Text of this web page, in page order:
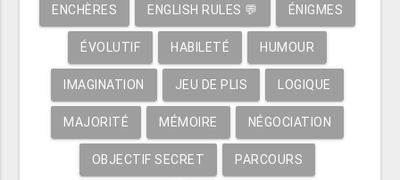
ENCHÈRES ENGLISH RULES 💬 ÉNIGMES
ÉVOLUTIF HABILETÉ HUMOUR
IMAGINATION JEU DE PLIS LOGIQUE
MAJORITÉ MÉMOIRE NÉGOCIATION
OBJECTIF SECRET PARCOURS